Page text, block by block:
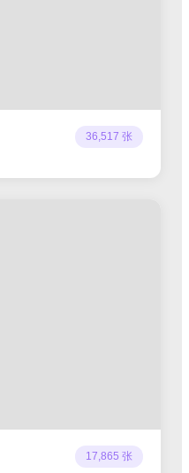
36,517 张
17,865 张